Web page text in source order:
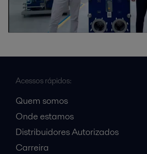
Acessos rápidos:
Quem somos
Onde estamos
Distribuidores Autorizados
Carreira